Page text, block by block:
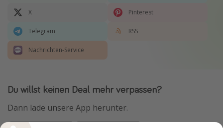
X Pinterest
Telegram RSS
Nachrichten-Service
Du willst keinen Deal mehr verpassen?
Dann lade unsere App herunter.